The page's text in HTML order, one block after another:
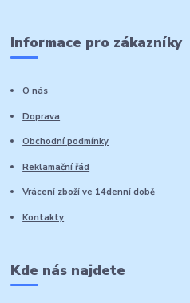
Informace pro zákazníky
O nás
Doprava
Obchodní podmínky
Reklamační řád
Vrácení zboží ve 14denní době
Kontakty
Kde nás najdete